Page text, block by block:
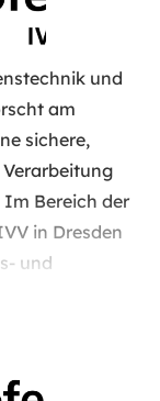
und
am
sichere,
Bereich der
in Dresden
und
mit
mit einer